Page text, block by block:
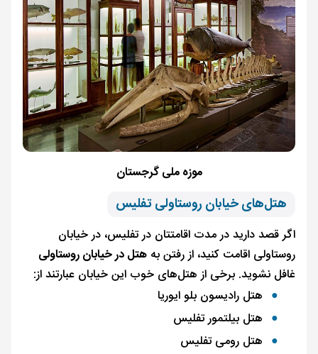
موزه ملی گرجستان
هتل‌های خیابان روستاولی تفلیس
اگر قصد دارید در مدت اقامتتان در تفلیس، در خیابان
روستاولی اقامت کنید، از رفتن به هتل در خیابان روستاولی
غافل نشوید. برخی از هتل‌های خوب این خیابان عبارتند از:
هتل رادیسون بلو ایوریا
هتل بیلتمور تفلیس
هتل رومی تفلیس